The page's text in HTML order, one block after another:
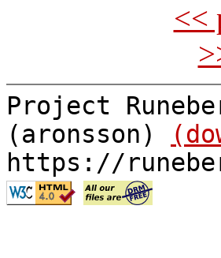
<<
Project
(aronsson)
https://